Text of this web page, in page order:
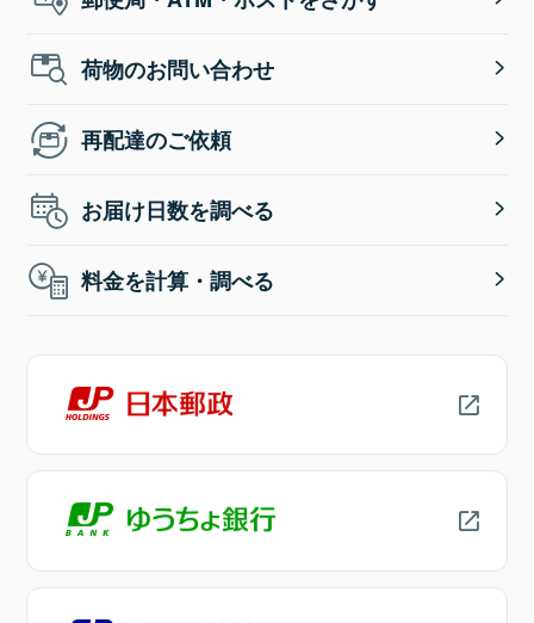
荷物のお問い合わせ
再配達のご依頼
お届け日数を調べる
料金を計算・調べる